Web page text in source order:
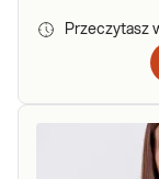
Przeczytasz